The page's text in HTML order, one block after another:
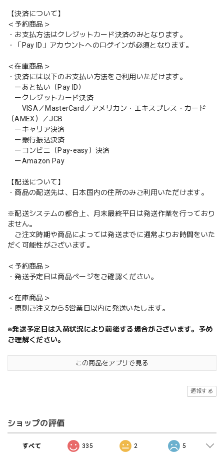
【決済について】
＜予約商品＞
・お支払方法はクレジットカード決済のみとなります。
・「Pay ID」アカウントへのログインが必須となります。
＜在庫商品＞
・決済には以下のお支払い方法をご利用いただけます。
ーあと払い（Pay ID）
ークレジットカード決済
VISA／MasterCard／アメリカン・エキスプレス・カード
（AMEX）／JCB
ーキャリア決済
ー銀行振込決済
ーコンビニ（Pay-easy）決済
ーAmazon Pay
【配送について】
・商品の配送先は、日本国内の住所のみご利用いただけます。
※配送システムの都合上、月末最終平日は発送作業を行っており
ません。
ご注文時期や商品によっては発送までに通常よりお時間をいた
だく可能性がございます。
＜予約商品＞
・発送予定日は商品ページをご確認ください。
＜在庫商品＞
・原則ご注文から5営業日以内に発送いたします。
※発送予定日は入荷状況により前後する場合がございます。予め
ご理解ください。
この商品をアプリで見る
通報する
ショップの評価
すべて 335 2 5